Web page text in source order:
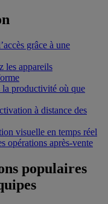
grâce à une
les appareils
productivité où que
à distance des
visuelle en temps réel
opérations après-vente
populaires